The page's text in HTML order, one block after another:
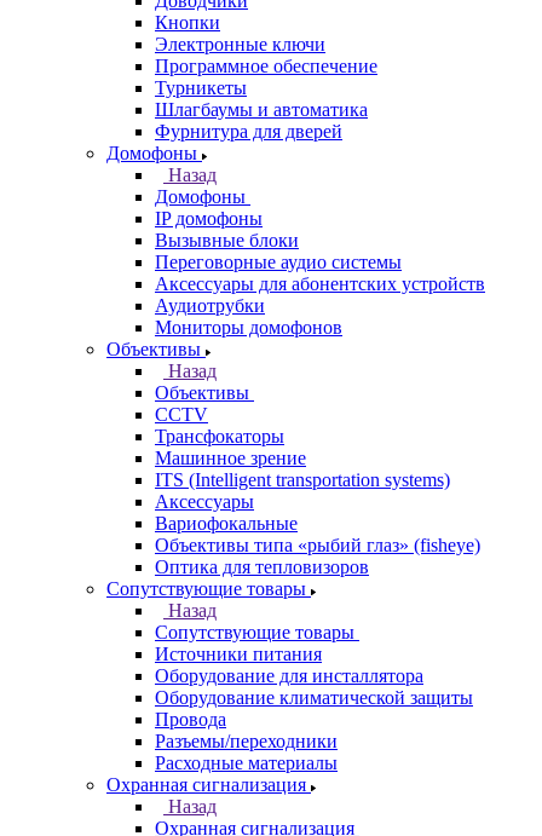
Кнопки
Электронные ключи
Программное обеспечение
Турникеты
Шлагбаумы и автоматика
Фурнитура для дверей
Домофоны
Назад
Домофоны
IP домофоны
Вызывные блоки
Переговорные аудио системы
Аксессуары для абонентских устройств
Аудиотрубки
Мониторы домофонов
Объективы
Назад
Объективы
CCTV
Трансфокаторы
Машинное зрение
ITS (Intelligent transportation systems)
Аксессуары
Вариофокальные
Объективы типа «рыбий глаз» (fisheye)
Оптика для тепловизоров
Сопутствующие товары
Назад
Сопутствующие товары
Источники питания
Оборудование для инсталлятора
Оборудование климатической защиты
Провода
Разъемы/переходники
Расходные материалы
Охранная сигнализация
Назад
Охранная сигнализация